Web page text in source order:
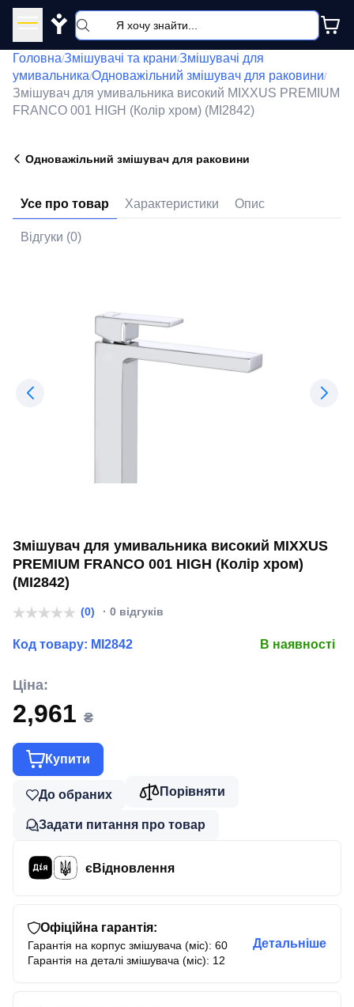
Y
Головна/Змішувачі та крани/Змішувачі для
умивальника/Одноважільний змішувач для раковини/
Змішувач для умивальника високий MIXXUS PREMIUM
FRANCO 001 HIGH (Колір хром) (MI2842)
Одноважільний змішувач для раковини
Усе про товар Характеристики Опис
Відгуки (0)
Змішувач для умивальника високий MIXXUS
PREMIUM FRANCO 001 HIGH (Колір хром)
(MI2842)
(0) · 0 відгуків
Код товару: MI2842 В наявності
Ціна:
2,961 ₴
Купити
До обраних Порівняти
Задати питання про товар
єВідновлення
Офіційна гарантія:
Гарантія на корпус змішувача (міс): 60
Гарантія на деталі змішувача (міс): 12
Детальніше